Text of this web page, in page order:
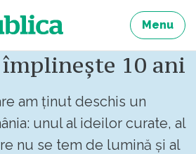
Menu
10 ani
am ținut deschis un
unul al ideilor curate, al
nu se tem de lumină și al